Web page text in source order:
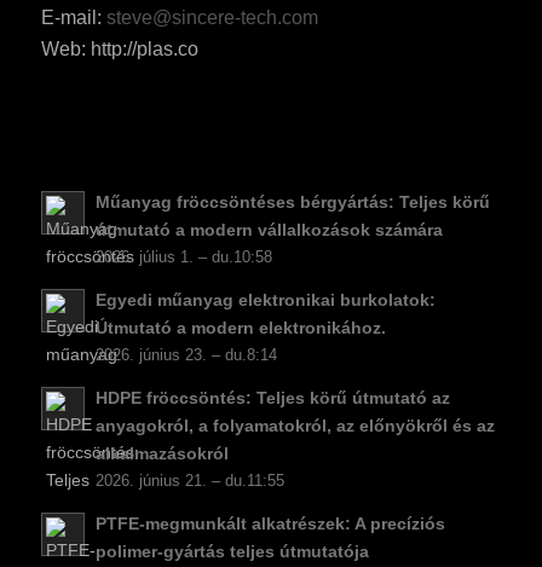
E-mail: steve@sincere-tech.com
Web: http://plas.co
Műanyag fröccsöntéses bérgyártás: Teljes körű
útmutató a modern vállalkozások számára
2026. július 1. – du.10:58
Egyedi műanyag elektronikai burkolatok:
Útmutató a modern elektronikához.
2026. június 23. – du.8:14
HDPE fröccsöntés: Teljes körű útmutató az
anyagokról, a folyamatokról, az előnyökről és az
alkalmazásokról
2026. június 21. – du.11:55
PTFE-megmunkált alkatrészek: A precíziós
polimer-gyártás teljes útmutatója
PL
ES
JA
KO
PT
CS
DA
RO